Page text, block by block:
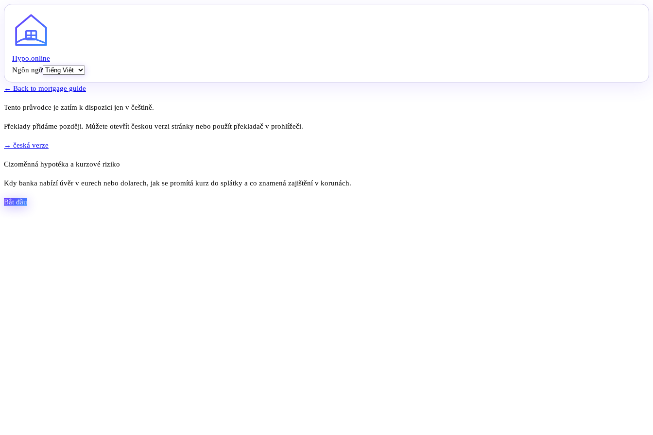
Hypo.online
Ngôn ngữ
← Back to mortgage guide
Tento průvodce je zatím k dispozici jen v češtině.
Překlady přidáme později. Můžete otevřít českou verzi stránky nebo použít překladač v prohlížeči.
→ česká verze
Cizoměnná hypotéka a kurzové riziko
Kdy banka nabízí úvěr v eurech nebo dolarech, jak se promítá kurz do splátky a co znamená zajištění v korunách.
Bắt đầu